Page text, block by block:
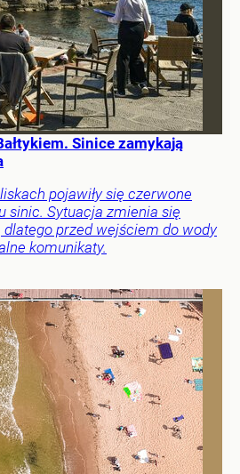
Sinice zamykają
pojawiły się czerwone
sinic. Sytuacja zmienia się
dlatego przed wejściem do wody
komunikaty.